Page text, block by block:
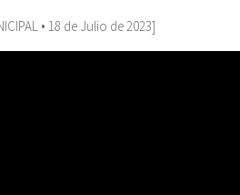
• 18 de Julio de 2023]